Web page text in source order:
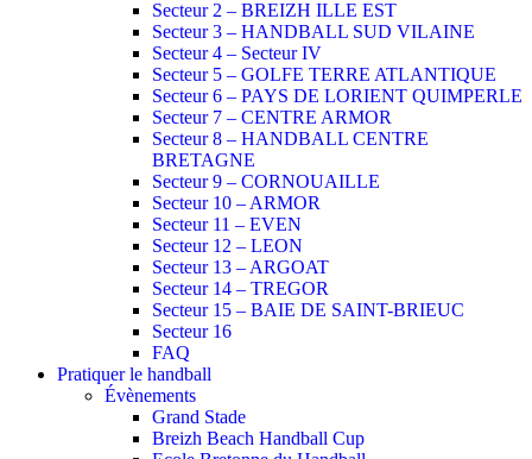
Secteur 2 – BREIZH ILLE EST
Secteur 3 – HANDBALL SUD VILAINE
Secteur 4 – Secteur IV
Secteur 5 – GOLFE TERRE ATLANTIQUE
Secteur 6 – PAYS DE LORIENT QUIMPERLE
Secteur 7 – CENTRE ARMOR
Secteur 8 – HANDBALL CENTRE
BRETAGNE
Secteur 9 – CORNOUAILLE
Secteur 10 – ARMOR
Secteur 11 – EVEN
Secteur 12 – LEON
Secteur 13 – ARGOAT
Secteur 14 – TREGOR
Secteur 15 – BAIE DE SAINT-BRIEUC
Secteur 16
FAQ
Pratiquer le handball
Évènements
Grand Stade
Breizh Beach Handball Cup